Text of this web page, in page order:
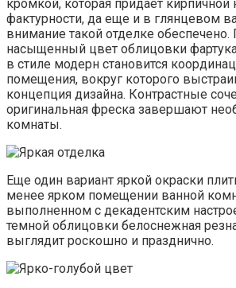
кромкой, которая придает кирпичной
фактурности, да еще и в глянцевом
внимание такой отделке обеспечено.
насыщенный цвет облицовки
в стиле модерн становится
помещения, вокруг которого
концепция дизайна. Контрастные
оригинальная фреска завершают
комнаты.
Еще один вариант яркой окраски
менее ярком помещении ванной
выполненном с декадентским
темной облицовки белоснежная
выглядит роскошно и празднично.